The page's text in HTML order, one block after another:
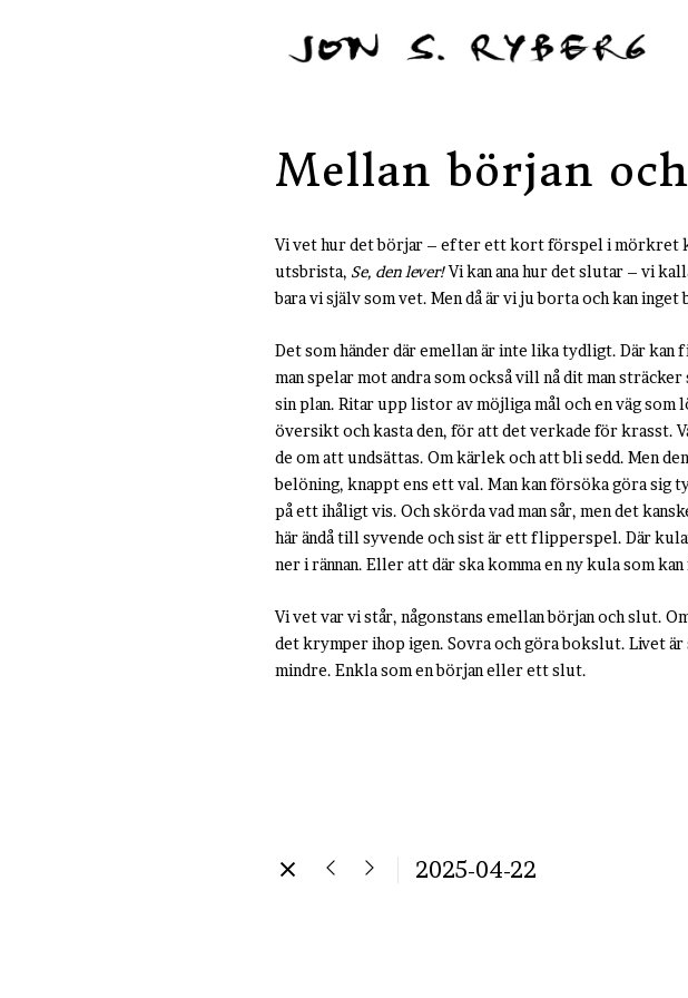
Mellan början
Vi vet hur det börjar – efter ett kort förspel i mörkret
utsbrista, Se, den lever!Vi kan ana hur det slutar – vi
bara vi själv som vet. Men då är vi ju borta och kan
Det som händer där emellan är inte lika tydligt. Där kan
man spelar mot andra som också vill nå dit man
sin plan. Ritar upp listor av möjliga mål och en väg
översikt och kasta den, för att det verkade för krasst.
de om att undsättas. Om kärlek och att bli sedd. Men
belöning, knappt ens ett val. Man kan försöka göra sig
på ett ihåligt vis. Och skörda vad man sår, men det
här ändå till syvende och sist är ett flipperspel. Där
ner i rännan. Eller att där ska komma en ny kula som
Vi vet var vi står, någonstans emellan början och slut.
det krymper ihop igen. Sovra och göra bokslut. Livet
mindre. Enkla som en början eller ett slut.
2025-04-22